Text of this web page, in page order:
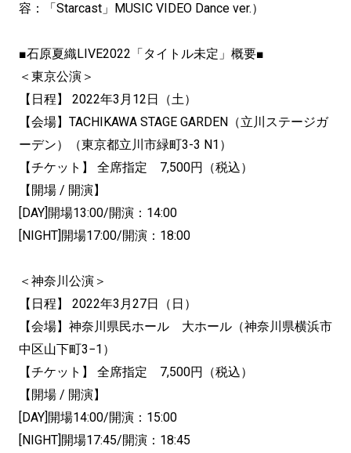
容：「Starcast」MUSIC VIDEO Dance ver.）
■石原夏織LIVE2022「タイトル未定」概要■
＜東京公演＞
【日程】 2022年3月12日（土）
【会場】TACHIKAWA STAGE GARDEN（立川ステージガ
ーデン）（東京都立川市緑町3-3 N1）
【チケット】 全席指定 7,500円（税込）
【開場 / 開演】
[DAY]開場13:00/開演：14:00
[NIGHT]開場17:00/開演：18:00
＜神奈川公演＞
【日程】 2022年3月27日（日）
【会場】神奈川県民ホール 大ホール（神奈川県横浜市
中区山下町3−1）
【チケット】 全席指定 7,500円（税込）
【開場 / 開演】
[DAY]開場14:00/開演：15:00
[NIGHT]開場17:45/開演：18:45